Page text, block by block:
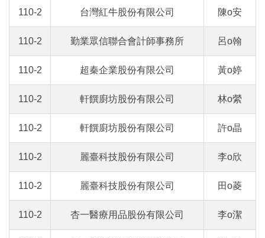
110-2 台灣紅牛股份有限公司 陳o安
110-2 勤業眾信聯合會計師事務所 呂o翰
110-2 超秦企業股份有限公司 黃o婷
110-2 軒饌廚坊股份有限公司 林o縈
110-2 軒饌廚坊股份有限公司 許o晶
110-2 麗臺科技股份有限公司 李o欣
110-2 麗臺科技股份有限公司 田o菱
110-2 杏一醫療用品股份有限公司 李o潔